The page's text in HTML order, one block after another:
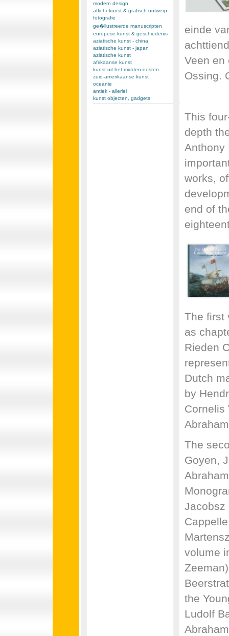
modern design
affichekunst & grafisch ontwerp
fotografie
ge�llustreerde manuscripten
europese kunst & geschiedenis
aziatische kunst - china
aziatische kunst - japan
aziatische kunst
afrikaanse kunst
kunst uit het midden-oosten
zuid-amerikaanse kunst
oceanie
antiek - allerlei
kunst objecten, gadgets
einde
Veen en
Ossing.
This
depth
Anthony
works,
end of
The first
as
Rieden
Dutch
by
Cornelis
The
Goyen,
Jacobsz
volume
the
Ludolf